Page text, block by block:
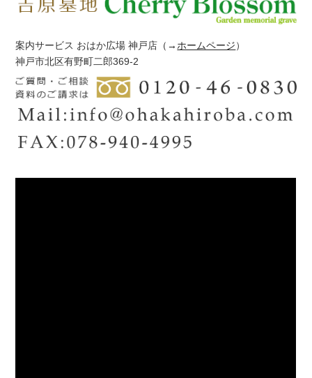
案内サービス おはか広場 神戸店 （→ ホームページ）
神戸市北区有野町二郎369-2